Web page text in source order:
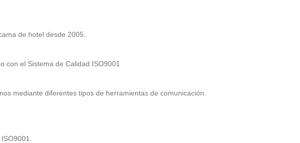
de hotel desde 2005.
con el Sistema de Calidad ISO9001
mediante diferentes tipos de herramientas de comunicación.